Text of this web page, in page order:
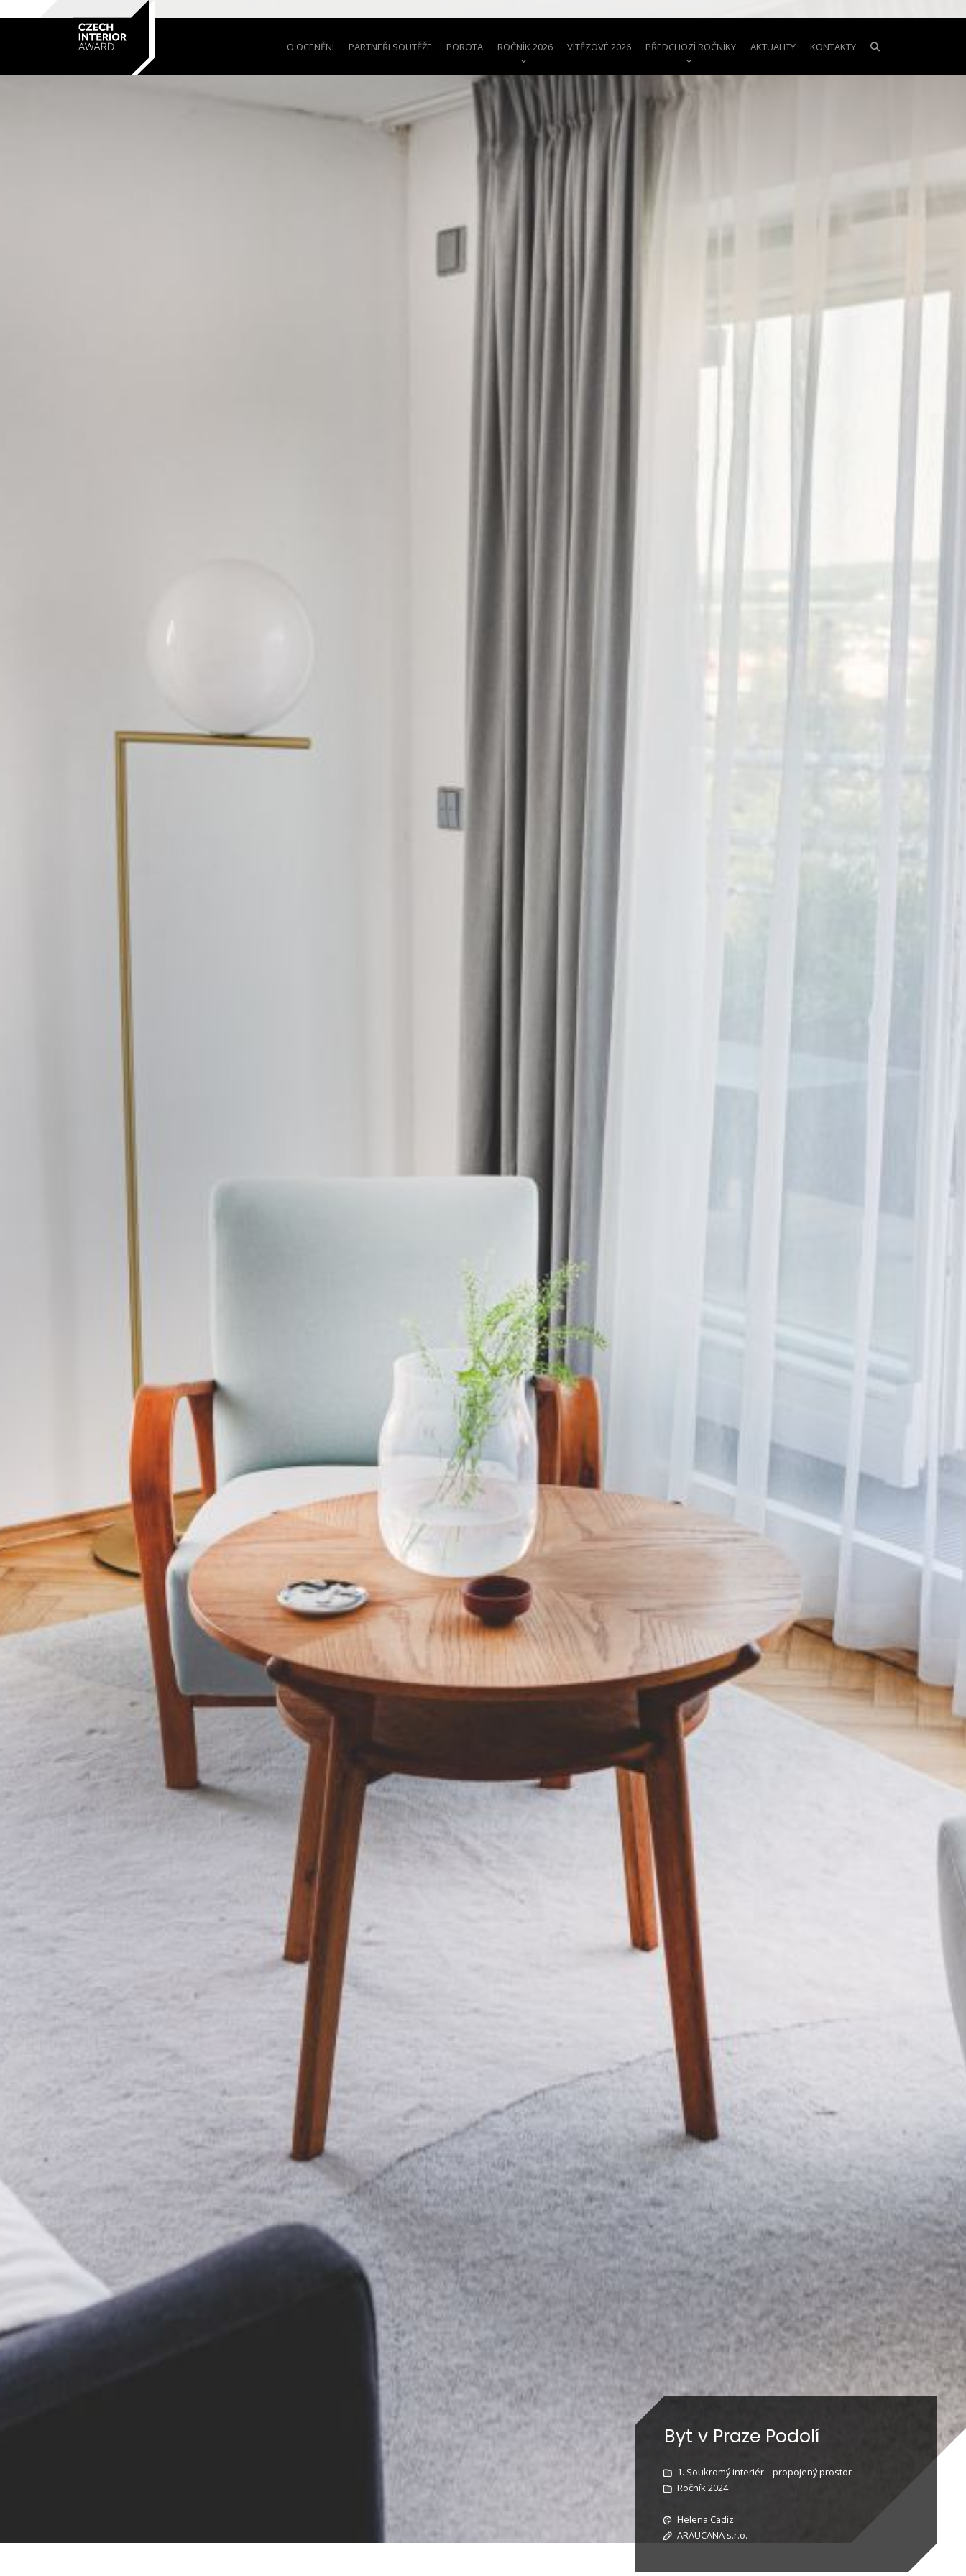
O OCENĚNÍ PARTNEŘI SOUTĚŽE POROTA ROČNÍK 2026 VÍTĚZOVÉ 2026 PŘEDCHOZÍ ROČNÍKY AKTUALITY KONTAKTY
Byt v Praze Podolí
1. Soukromý interiér – propojený prostor
Ročník 2024
Helena Cadiz
ARAUCANA s.r.o.